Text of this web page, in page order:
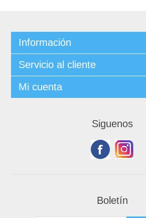
Información
Servicio al cliente
Mi cuenta
Siguenos
Boletín